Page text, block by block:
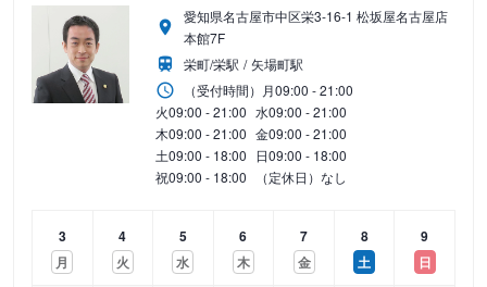
愛知県名古屋市中区栄3-16-1 松坂屋名古屋店
本館7F
栄町/栄駅
矢場町駅
（受付時間） 月09:00 - 21:00
火09:00 - 21:00 水09:00 - 21:00
木09:00 - 21:00 金09:00 - 21:00
土09:00 - 18:00 日09:00 - 18:00
祝09:00 - 18:00 （定休日）なし
3
月
4
火
5
水
6
木
7
金
8
土
9
日